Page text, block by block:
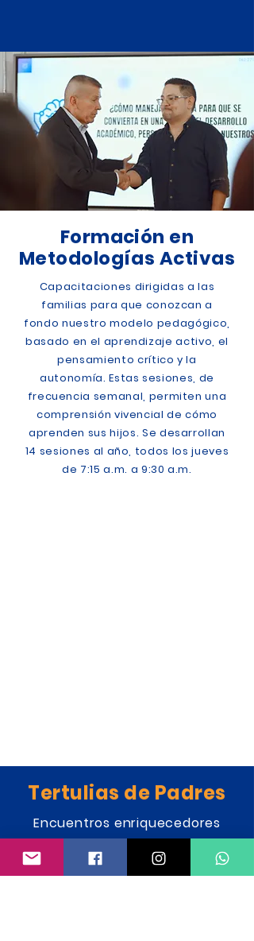
Formación en
Metodologías Activas
Capacitaciones dirigidas a las
familias para que conozcan a
fondo nuestro modelo pedagógico,
basado en el aprendizaje activo, el
pensamiento crítico y la
autonomía. Estas sesiones, de
frecuencia semanal, permiten una
comprensión vivencial de cómo
aprenden sus hijos. Se desarrollan
14 sesiones al año, todos los jueves
de 7:15 a.m. a 9:30 a.m.
Tertulias de Padres
Encuentros enriquecedores
saberes, experiencias y